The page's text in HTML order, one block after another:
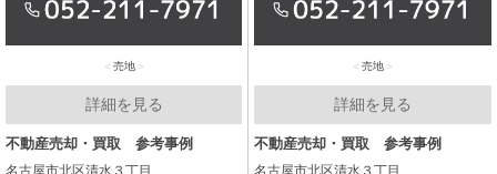
売地
詳細を見る
不動産売却・買取 参考事例
名古屋市北区清水３丁目
売地
詳細を見る
不動産売却・買取 参考事例
名古屋市北区清水３丁目